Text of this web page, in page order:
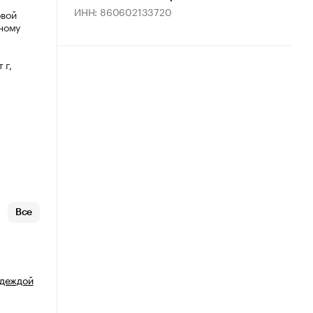
г,
Все
ИНН: 860602133720